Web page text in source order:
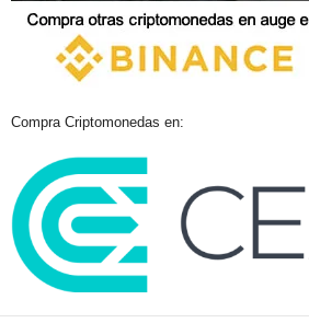
Compra Criptomonedas en: